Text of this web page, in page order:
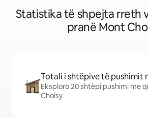
Statistika të shpejta rreth
pranë Mont
Totali i shtëpive të pushimit
Eksploro 20 shtëpi pushimi me
Choisy